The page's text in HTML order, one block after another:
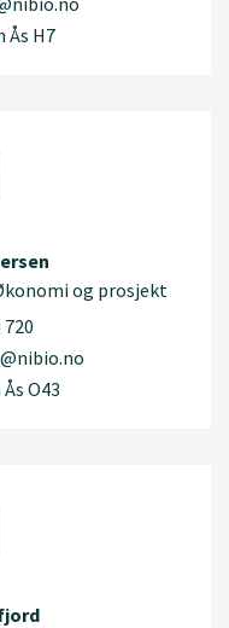
Ås H7
og prosjekt
720
O43